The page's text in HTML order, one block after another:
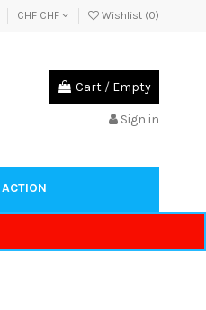
CHF CHF Wishlist (0)
Cart / Empty
Sign in
ACTION